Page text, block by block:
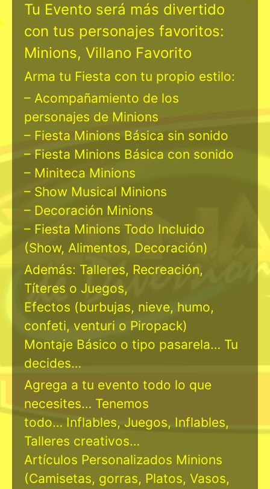
Tu Evento será más divertido
con tus personajes favoritos:
Minions, Villano Favorito
Arma tu Fiesta con tu propio estilo:
– Acompañamiento de los
personajes de Minions
– Fiesta Minions Básica sin sonido
– Fiesta Minions Básica con sonido
– Miniteca Minions
– Show Musical Minions
– Decoración Minions
– Fiesta Minions Todo Incluido
(Show, Alimentos, Decoración)
Además: Talleres, Recreación,
Títeres o Juegos,
Efectos (burbujas, nieve, humo,
confeti, venturi o Piropack)
Montaje Básico o tipo pasarela… Tu
decides…
Agrega a tu evento todo lo que
necesites… Tenemos
todo… Inflables, Juegos, Inflables,
Talleres creativos…
Artículos Personalizados Minions
(Camisetas, gorras, Platos, Vasos,